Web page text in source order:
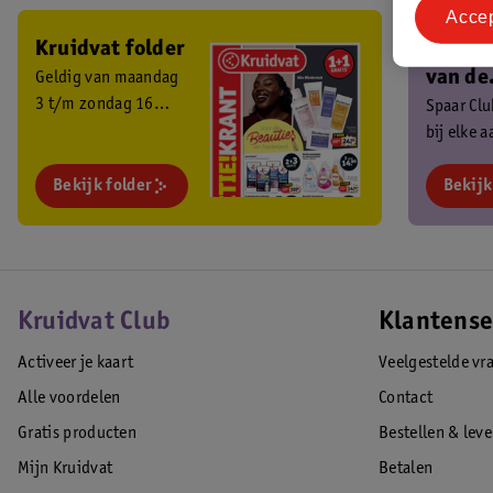
Kruidvat folder
Geldig van maandag
3 t/m zondag 16
Bekijk folder
Ben
van de
Club?
Spaar
bij elke
Kruidvat Club
Activeer je kaart
Alle voordelen
Gratis producten
Mijn Kruidvat
Veelgestelde
Contact
Bestellen &
Betalen